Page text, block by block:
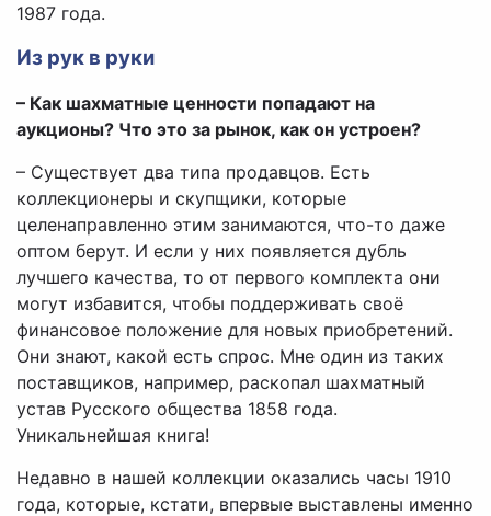
1987 года.
Из рук в руки
– Как шахматные ценности попадают на
аукционы? Что это за рынок, как он устроен?
– Существует два типа продавцов. Есть
коллекционеры и скупщики, которые
целенаправленно этим занимаются, что-то даже
оптом берут. И если у них появляется дубль
лучшего качества, то от первого комплекта они
могут избавится, чтобы поддерживать своё
финансовое положение для новых приобретений.
Они знают, какой есть спрос. Мне один из таких
поставщиков, например, раскопал шахматный
устав Русского общества 1858 года.
Уникальнейшая книга!
Недавно в нашей коллекции оказались часы 1910
года, которые, кстати, впервые выставлены именно